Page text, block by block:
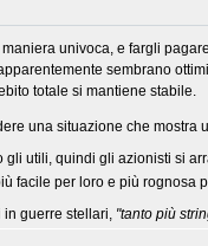
univoca, e fargli
sembrano
totale si mantiene stabile.
una situazione che mostra
gli utili, quindi gli azionisti si
facile per loro e più rognosa
in guerre stellari, "tanto più